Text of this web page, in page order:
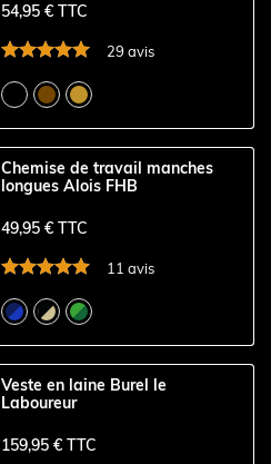
54,95 € TTC
29 avis
Chemise de travail manches
longues Alois FHB
49,95 € TTC
11 avis
Veste en laine Burel le
Laboureur
159,95 € TTC